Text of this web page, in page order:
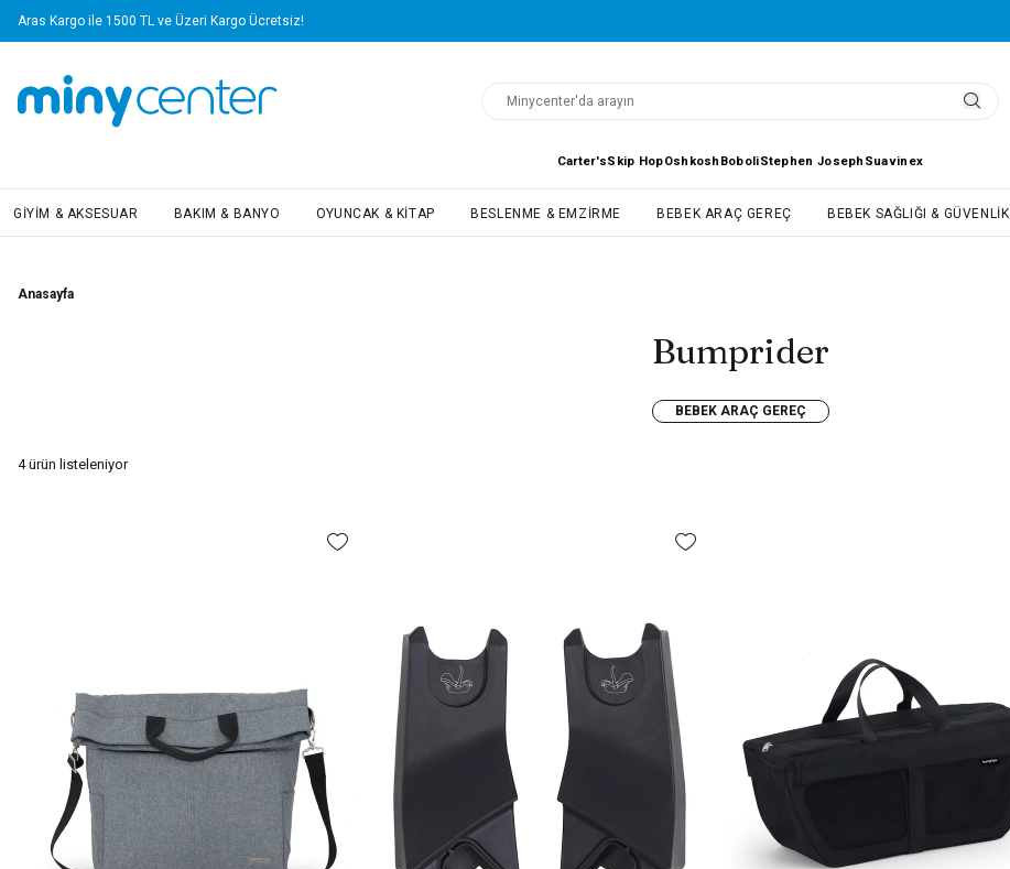
Aras Kargo ile 1500 TL ve Üzeri Kargo Ücretsiz!
Carter'sSkip HopOshkosh BoboliStephen Joseph Suavinex
GIYIM & AKSESUAR BAKIM & BANYO OYUNCAK & KITAP BESLENME & EMZIRME BEBEK ARAÇ GEREÇ BEBEK SAĞLIĞI & GÜVENLIK
Anasayfa
Bumprider
BEBEK ARAÇ GEREÇ
4 ürün listeleniyor